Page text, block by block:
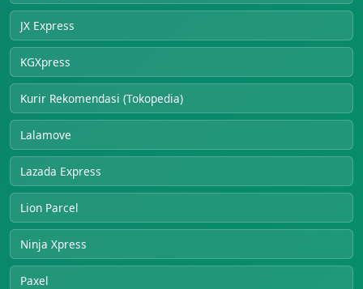
JX Express
KGXpress
Kurir Rekomendasi (Tokopedia)
Lalamove
Lazada Express
Lion Parcel
Ninja Xpress
Paxel